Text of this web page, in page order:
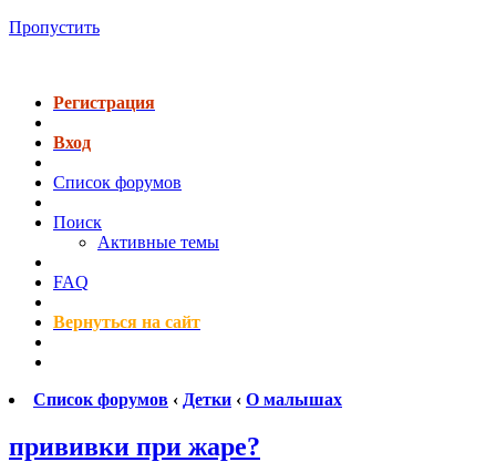
Пропустить
Регистрация
Вход
Список форумов
Поиск
Активные темы
FAQ
Вернуться на сайт
Список форумов ‹ Детки ‹ О малышах
прививки при жаре?